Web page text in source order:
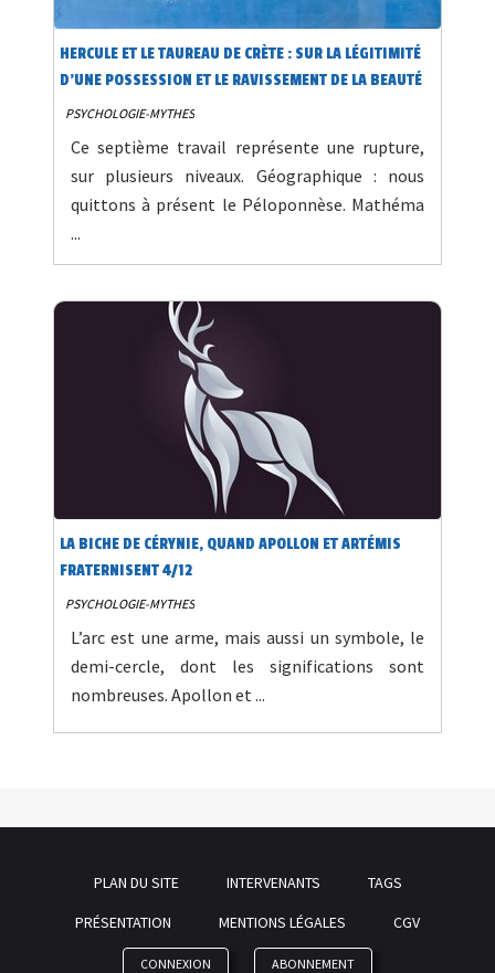
HERCULE ET LE TAUREAU DE CRÈTE : SUR LA LÉGITIMITÉ
D’UNE POSSESSION ET LE RAVISSEMENT DE LA BEAUTÉ
7/12
PSYCHOLOGIE-MYTHES
Ce septième travail représente une rupture,
sur plusieurs niveaux. Géographique : nous
quittons à présent le Péloponnèse. Mathéma
...
LA BICHE DE CÉRYNIE, QUAND APOLLON ET ARTÉMIS
FRATERNISENT 4/12
PSYCHOLOGIE-MYTHES
L’arc est une arme, mais aussi un symbole, le
demi-cercle, dont les significations sont
nombreuses. Apollon et ...
PLAN DU SITE INTERVENANTS
TAGS
PRÉSENTATION
MENTIONS LÉGALES CGV
CONNEXION ABONNEMENT